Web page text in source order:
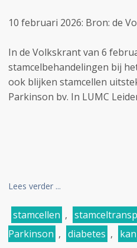
10 februari 2026: Bron: de
In de Volkskrant van 6
stamcelbehandelingen bij
ook blijken stamcellen
Parkinson bv. In LUMC
Lees verder ...
stamcellen ,
Parkinson , diabetes ,